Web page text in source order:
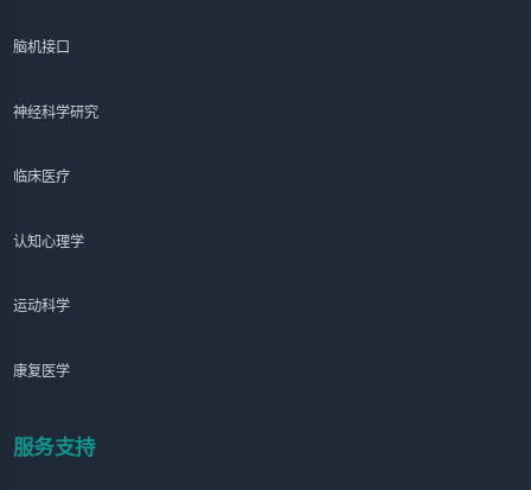
脑机接口
神经科学研究
临床医疗
认知心理学
运动科学
康复医学
服务支持